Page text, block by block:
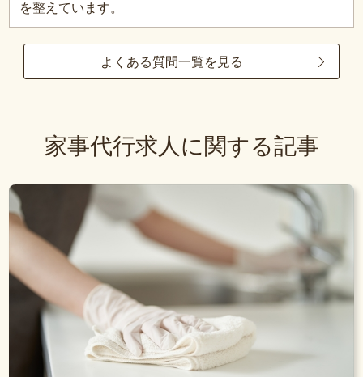
を整えています。
よくある質問一覧を見る
家事代行求人に関する記事